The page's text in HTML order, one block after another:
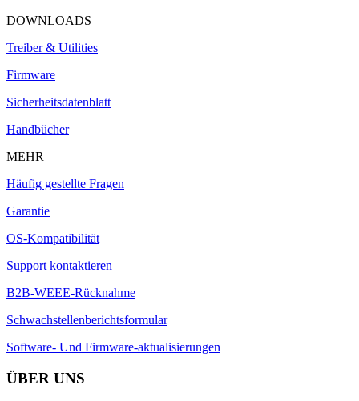
DOWNLOADS
Treiber & Utilities
Firmware
Sicherheitsdatenblatt
Handbücher
MEHR
Häufig gestellte Fragen
Garantie
OS-Kompatibilität
Support kontaktieren
B2B-WEEE-Rücknahme
Schwachstellenberichtsformular
Software- Und Firmware-aktualisierungen
ÜBER UNS